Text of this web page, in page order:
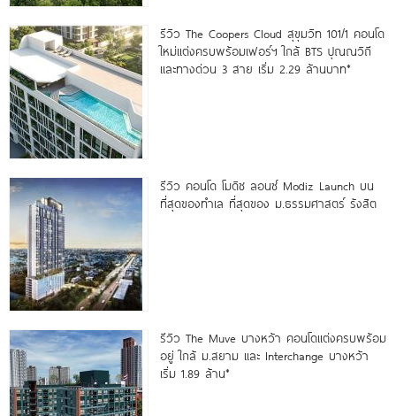
รีวิว The Coopers Cloud สุขุมวิท 101/1 คอนโด
ใหม่แต่งครบพร้อมเฟอร์ฯ ใกล้ BTS ปุณณวิถี
และทางด่วน 3 สาย เริ่ม 2.29 ล้านบาท*
รีวิว คอนโด โมดิซ ลอนซ์ Modiz Launch บน
ที่สุดของทำเล ที่สุดของ ม.ธรรมศาสตร์ รังสิต
รีวิว The Muve บางหว้า คอนโดแต่งครบพร้อม
อยู่ ใกล้ ม.สยาม และ Interchange บางหว้า
เริ่ม 1.89 ล้าน*